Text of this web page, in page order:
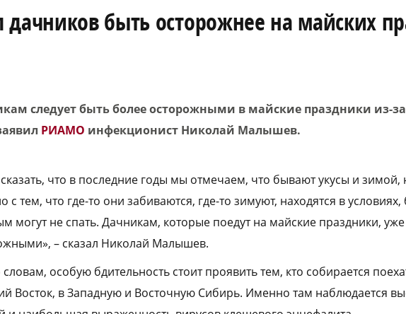
быть осторожнее на майских
следует быть более осторожными в майские праздники из-
РИАМО инфекционист Николай Малышев.
что в последние годы мы отмечаем, что бывают укусы и зимой,
с тем, что где-то они забиваются, где-то зимуют, находятся в условиях,
могут не спать. Дачникам, которые поедут на майские праздники,
– сказал Николай Малышев.
особую бдительность стоит проявить тем, кто собирается
Восток, в Западную и Восточную Сибирь. Именно там наблюдается